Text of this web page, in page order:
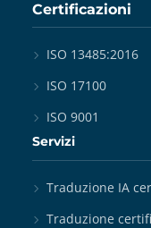
Certificazioni
ISO 13485:2016
ISO 17100
ISO 9001
Servizi
Traduzione IA
Traduzione